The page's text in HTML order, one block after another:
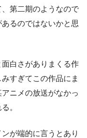
第二期のようなので
るのではないかと思
面白さがありまくる作
すぎてこの作品にま
ニメの放送がなかっ
。
が端的に言うとあり